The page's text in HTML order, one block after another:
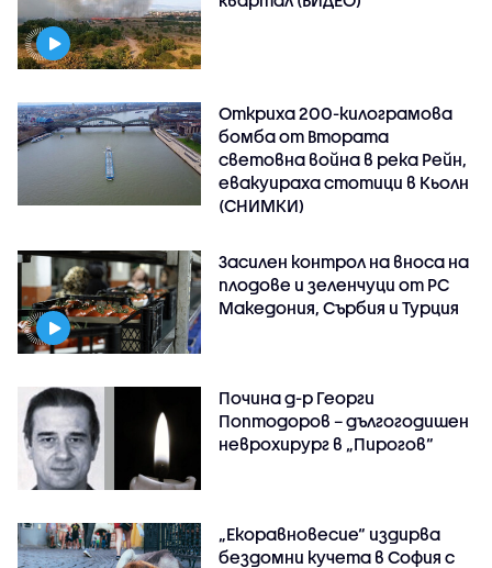
Откриха 200-килограмова
бомба от Втората
световна война в река Рейн,
евакуираха стотици в Кьолн
(СНИМКИ)
Засилен контрол на вноса на
плодове и зеленчуци от РС
Македония, Сърбия и Турция
Почина д-р Георги
Поптодоров – дългогодишен
неврохирург в „Пирогов“
„Екоравновесие“ издирва
бездомни кучета в София с